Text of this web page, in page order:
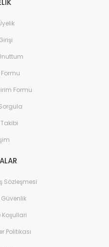
Formu
Sözleşmesi
Güvenlik
Politikası